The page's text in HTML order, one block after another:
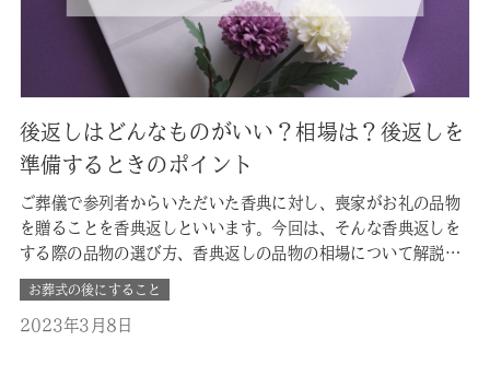
後返しはどんなものがいい？相場は？後返しを
準備するときのポイント
ご葬儀で参列者からいただいた香典に対し、喪家がお礼の品物
を贈ることを香典返しといいます。今回は、そんな香典返しを
する際の品物の選び方、香典返しの品物の相場について解説し
ます。 ■当日返し（即返し）とは？ おおよその参列者数に合
わせて品物を用意しておき、ご葬儀当日にお渡しすることを当
日返し（即返し）といいます。 後返しに必要なリストの作成や
2023年3月8日
お葬式の後にすること